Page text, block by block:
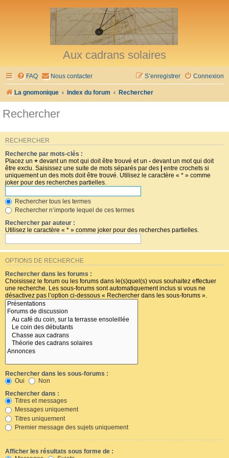
Aux cadrans solaires
FAQ Nous contacter Connexion
S’enregistrer
La gnomonique Index du forum Rechercher
Rechercher
RECHERCHER
Recherche par mots-clés :
Placez un + devant un mot qui doit être trouvé et un - devant un mot qui doit
être exclu. Saisissez une suite de mots séparés par des | entre crochets si
uniquement un des mots doit être trouvé. Utilisez le caractère « * » comme
joker pour des recherches partielles.
Rechercher tous les termes
Rechercher n’importe lequel de ces termes
Rechercher par auteur :
Utilisez le caractère « * » comme joker pour des recherches partielles.
OPTIONS DE RECHERCHE
Rechercher dans les forums :
Choisissez le forum ou les forums dans le(s)quel(s) vous souhaitez effectuer
une recherche. Les sous-forums sont automatiquement inclus si vous ne
désactivez pas l’option ci-dessous « Rechercher dans les sous-forums ».
Rechercher dans les sous-forums :
Oui
Non
Rechercher dans :
Titres et messages
Messages uniquement
Titres uniquement
Premier message des sujets uniquement
Afficher les résultats sous forme de :